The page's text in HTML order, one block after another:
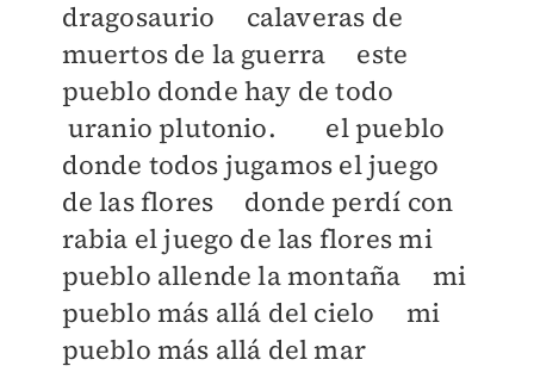
dragosaurio calaveras de
muertos de la guerra este
pueblo donde hay de todo
uranio plutonio. el pueblo
donde todos jugamos el juego
de las flores donde perdí con
rabia el juego de las flores mi
pueblo allende la montaña mi
pueblo más allá del cielo mi
pueblo más allá del mar